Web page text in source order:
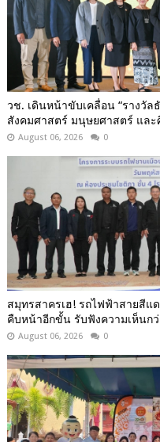
วช. เดินหน้าขับเคลื่อน “รางวั
สังคมศาสตร์ มนุษยศาสตร์ แล
August 06, 2026 0
สมุทรสาครเฮ! รถไฟฟ้าสายสีแ
คืบหน้าอีกขั้น รับฟังความเห็นก
August 06, 2026 0